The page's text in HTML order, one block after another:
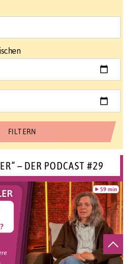
– DER PODCAST #29